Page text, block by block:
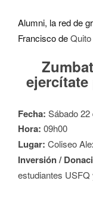
Alumni, la red de
Francisco de
Fecha: Sábado
Hora: 09h00
Lugar: Coliseo
Inversión /
estudiantes